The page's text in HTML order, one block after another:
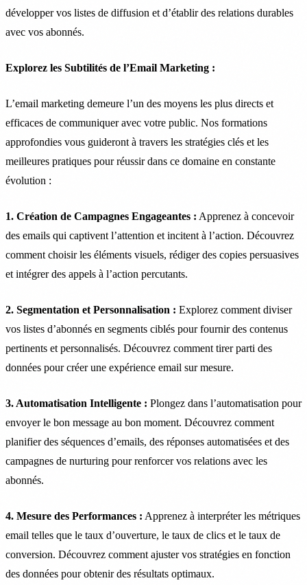
développer vos listes de diffusion et d’établir des relations durables
avec vos abonnés.
Explorez les Subtilités de l’Email Marketing :
L’email marketing demeure l’un des moyens les plus directs et
efficaces de communiquer avec votre public. Nos formations
approfondies vous guideront à travers les stratégies clés et les
meilleures pratiques pour réussir dans ce domaine en constante
évolution :
1. Création de Campagnes Engageantes : Apprenez à concevoir
des emails qui captivent l’attention et incitent à l’action. Découvrez
comment choisir les éléments visuels, rédiger des copies persuasives
et intégrer des appels à l’action percutants.
2. Segmentation et Personnalisation : Explorez comment diviser
vos listes d’abonnés en segments ciblés pour fournir des contenus
pertinents et personnalisés. Découvrez comment tirer parti des
données pour créer une expérience email sur mesure.
3. Automatisation Intelligente : Plongez dans l’automatisation pour
envoyer le bon message au bon moment. Découvrez comment
planifier des séquences d’emails, des réponses automatisées et des
campagnes de nurturing pour renforcer vos relations avec les
abonnés.
4. Mesure des Performances : Apprenez à interpréter les métriques
email telles que le taux d’ouverture, le taux de clics et le taux de
conversion. Découvrez comment ajuster vos stratégies en fonction
des données pour obtenir des résultats optimaux.